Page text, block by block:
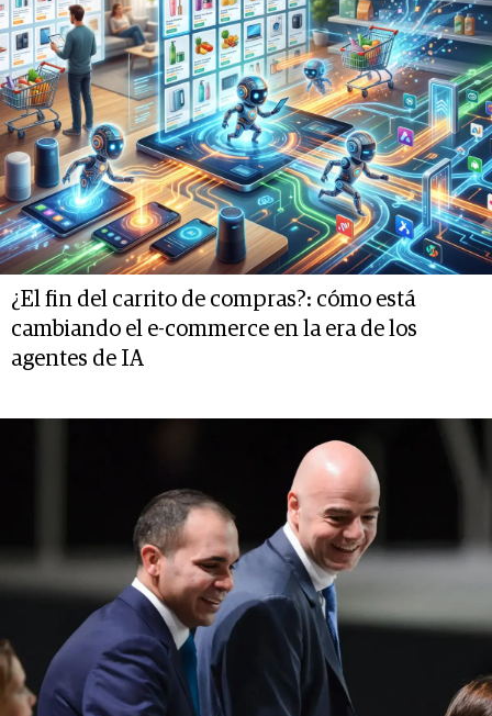
¿El fin del carrito de compras?: cómo está
cambiando el e-commerce en la era de los
agentes de IA